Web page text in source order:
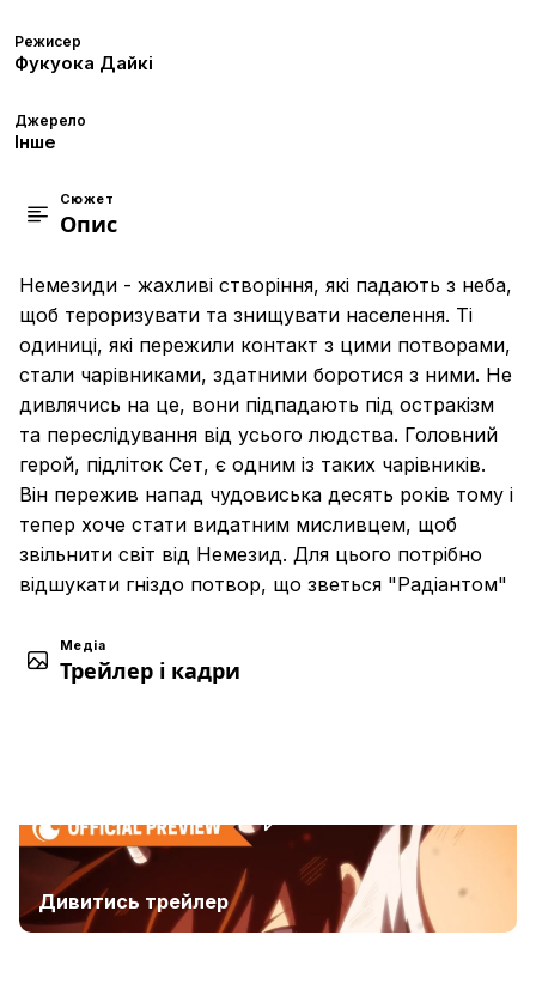
Режисер
Фукуока Дайкі
Джерело
Інше
Сюжет
Опис
Немезиди - жахливі створіння, які падають з неба,
щоб тероризувати та знищувати населення. Ті
одиниці, які пережили контакт з цими потворами,
стали чарівниками, здатними боротися з ними. Не
дивлячись на це, вони підпадають під остракізм
та переслідування від усього людства. Головний
герой, підліток Сет, є одним із таких чарівників.
Він пережив напад чудовиська десять років тому і
тепер хоче стати видатним мисливцем, щоб
звільнити світ від Немезид. Для цього потрібно
відшукати гніздо потвор, що зветься "Радіантом"
Медіа
Трейлер і кадри
Дивитись трейлер